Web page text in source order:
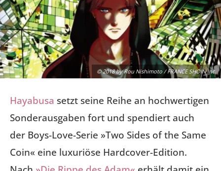
© 2018 by Rou Nishimoto / FRANCE SHOIN Inc.
Hayabusa setzt seine Reihe an hochwertigen
Sonderausgaben fort und spendiert auch
der Boys-Love-Serie »Two Sides of the Same
Coin« eine luxuriöse Hardcover-Edition.